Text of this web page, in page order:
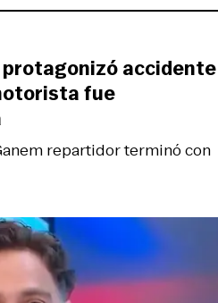
repartidor terminó con
accidente
fue